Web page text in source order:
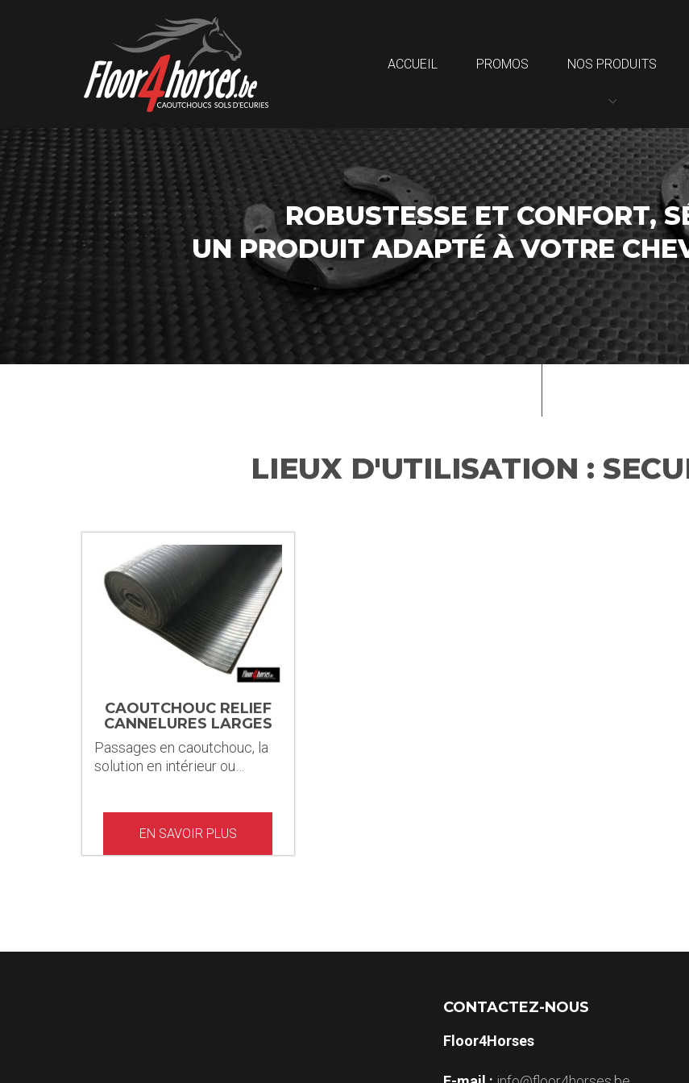
ACCUEIL PROMOS NOS PRODUITS
ROBUSTESSE ET CONFORT,
UN PRODUIT ADAPTÉ À VOTRE
LIEUX D'UTILISATION :
CAOUTCHOUC RELIEF
CANNELURES LARGES
Passages en caoutchouc, la
solution en intérieur ou…
EN SAVOIR PLUS
CONTACTEZ-NOUS
Floor4Horses